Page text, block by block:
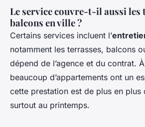
Le service couvre-t-il aussi les
balcons en ville ?
Certains services incluent l’
notamment les terrasses, balcons
dépend de l’agence et du contrat.
beaucoup d’appartements ont un
cette prestation est de plus en plus
surtout au printemps.